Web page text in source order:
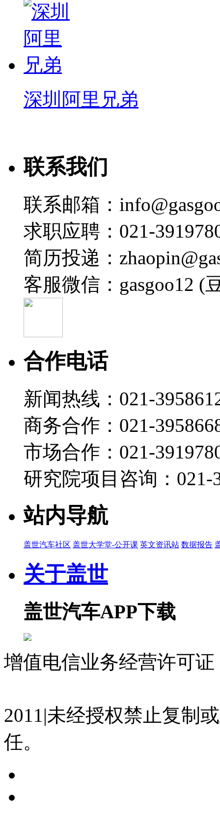
深圳阿里兄弟
联系我们
联系邮箱：
求职应聘：021-
简历投递：
客服微信：gasgoo12 (
合作电话
新闻热线：021-
商务合作：021-
市场合作：021-
研究院项目咨询：021-
站内导航
盖世汽车社区 盖世大学堂-公开课 英文资讯站 数据报告
关于盖世
盖世汽车APP下载
增值电信业务经营许可
2011|未经授权禁止复制
任。